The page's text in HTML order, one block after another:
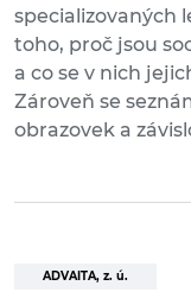
specializovaných
toho, proč jsou
a co se v nich
Zároveň se
obrazovek a
ADVAITA, z. ú.